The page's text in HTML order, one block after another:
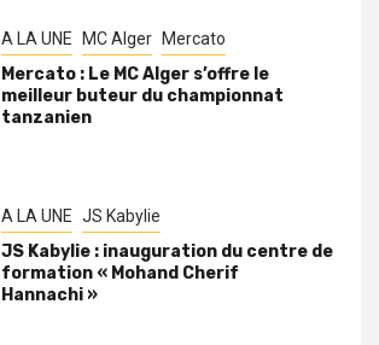
A LA UNE MC Alger Mercato
Mercato : Le MC Alger s’offre le
meilleur buteur du championnat
tanzanien
A LA UNE JS Kabylie
JS Kabylie : inauguration du centre de
formation « Mohand Cherif
Hannachi »